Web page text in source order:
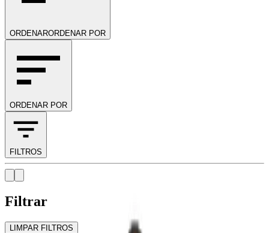
ORDENARORDENAR POR
ORDENAR POR
FILTROS
Filtrar
LIMPAR FILTROS